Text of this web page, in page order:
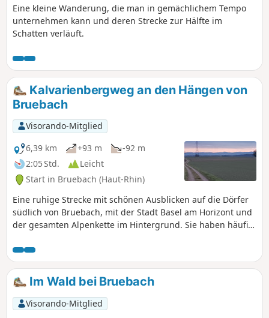
Eine kleine Wanderung, die man in gemächlichem Tempo
unternehmen kann und deren Strecke zur Hälfte im
Schatten verläuft.
Kalvarienbergweg an den Hängen von
Bruebach
Visorando-Mitglied
6,39 km
+93 m
-92 m
2:05 Std.
Leicht
Start in Bruebach (Haut-Rhin)
Eine ruhige Strecke mit schönen Ausblicken auf die Dörfer
südlich von Bruebach, mit der Stadt Basel am Horizont und
der gesamten Alpenkette im Hintergrund. Sie haben häufig
zu bewundern, mit dem Eiger und der Jungfrau und ihren
herrlichen Pyramiden, und am anderen Ende, auf der
rechten Seite, bei gutem Wetter den Mont Blanc.
Im Wald bei Bruebach
Visorando-Mitglied